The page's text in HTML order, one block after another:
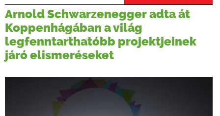
TERVEZÉSI SEGÉDLETEK
Arnold Schwarzenegger adta át
Koppenhágában a világ
legfenntarthatóbb projektjeinek
járó elismeréseket